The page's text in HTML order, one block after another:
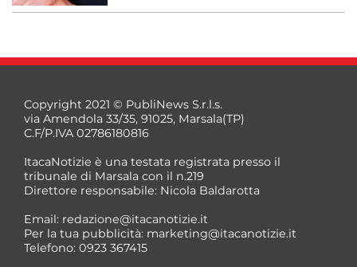
Copyright 2021 © PubliNews S.r.l.s.
via Amendola 33/35, 91025, Marsala(TP)
C.F/P.IVA 02786180816
ItacaNotizie è una testata registrata presso il
tribunale di Marsala con il n.219
Direttore responsabile: Nicola Baldarotta
Email: redazione@itacanotizie.it
Per la tua pubblicità: marketing@itacanotizie.it
Telefono: 0923 367415